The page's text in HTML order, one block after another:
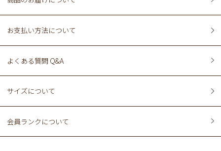
お支払い方法について
よくある質問 Q&A
サイズについて
会員ランクについて